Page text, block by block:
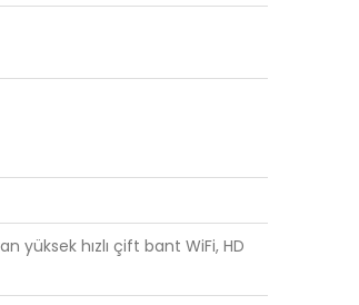
yüksek hızlı çift bant WiFi, HD